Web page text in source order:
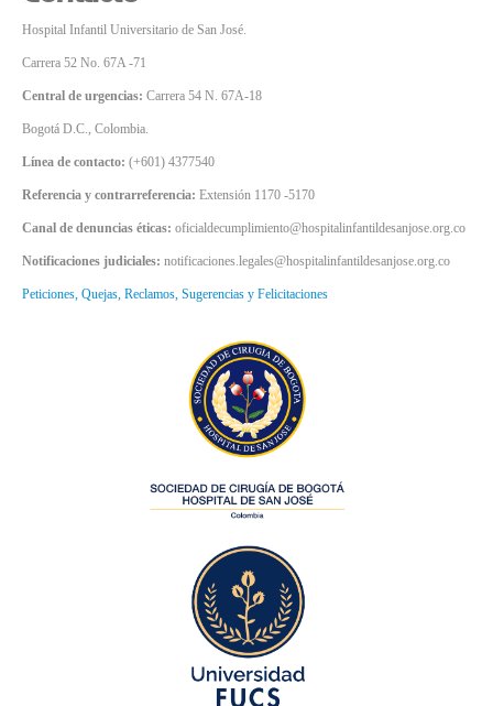
Hospital Infantil Universitario de San José.
Carrera 52 No. 67A -71
Central de urgencias: Carrera 54 N. 67A-18
Bogotá D.C., Colombia.
Línea de contacto: (+601) 4377540
Referencia y contrarreferencia: Extensión 1170 -5170
Canal de denuncias éticas: oficialdecumplimiento@hospitalinfantildesanjose.org.co
Notificaciones judiciales: notificaciones.legales@hospitalinfantildesanjose.org.co
Peticiones, Quejas, Reclamos, Sugerencias y Felicitaciones